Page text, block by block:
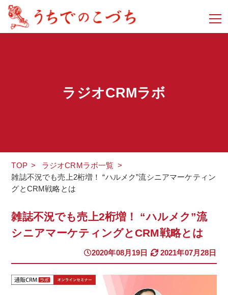
ラジオCRMラボ
TOP > ラジオCRMラボ一覧 >
雑誌不況でも売上2桁増！ “ハルメク”流シニアマーケティン
グとCRM戦略とは
雑誌不況でも売上2桁増！ “ハルメク”流
シニアマーケティングとCRM戦略とは
2020年08月19日 2021年07月28日